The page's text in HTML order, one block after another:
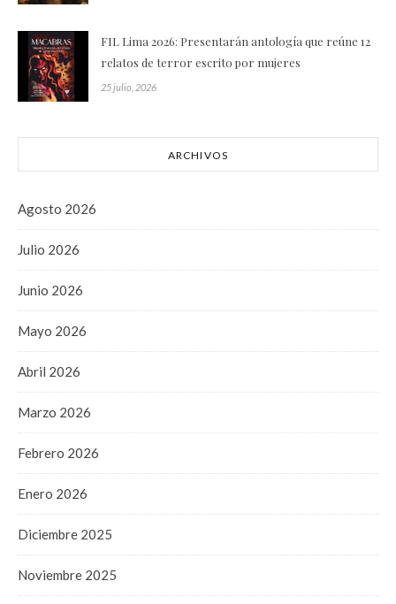
FIL Lima 2026: Presentarán antología que reúne 12
relatos de terror escrito por mujeres
25 julio, 2026
ARCHIVOS
Agosto 2026
Julio 2026
Junio 2026
Mayo 2026
Abril 2026
Marzo 2026
Febrero 2026
Enero 2026
Diciembre 2025
Noviembre 2025